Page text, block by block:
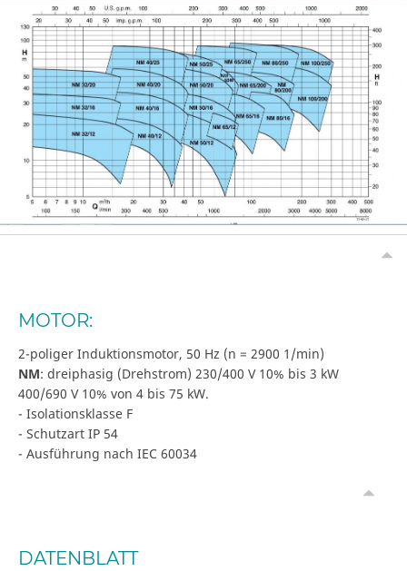
MOTOR:
2-poliger Induktionsmotor, 50 Hz (n = 2900 1/min)
NM: dreiphasig (Drehstrom) 230/400 V 10% bis 3 kW
400/690 V 10% von 4 bis 75 kW.
- Isolationsklasse F
- Schutzart IP 54
- Ausführung nach IEC 60034
DATENBLATT